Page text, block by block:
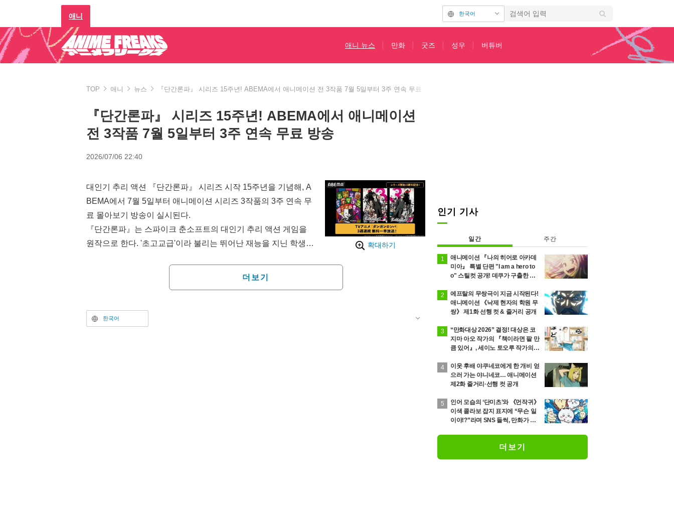
애니 한국어
애니 뉴스 만화 굿즈 성우 버튜버
TOP 애니 뉴스 『단간론파』 시리즈 15주년! ABEMA에서 애니메이션 전 3작품 7월 5일부터 3주 연속 무료 방송
『단간론파』 시리즈 15주년! ABEMA에서 애니메이션
전 3작품 7월 5일부터 3주 연속 무료 방송
2026/07/06 22:40
확대하기
대인기 추리 액션 『단간론파』 시리즈 시작 15주년을 기념해, A
BEMA에서 7월 5일부터 애니메이션 시리즈 3작품의 3주 연속 무
료 몰아보기 방송이 실시된다.
『단간론파』는 스파이크 춘소프트의 대인기 추리 액션 게임을
원작으로 한다. '초고교급'이라 불리는 뛰어난 재능을 지닌 학생들
더보기
한국어
인기 기사
일간 주간
애니메이션 『나의 히어로 아카데
미아』 특별 단편 "I am a hero to
o" 스틸컷 공개! 데쿠가 구출한 소
에프탈의 무쌍극이 지금 시작된다!
애니메이션 《낙제 현자의 학원 무
쌍》 제1화 선행 컷 & 줄거리 공개
“만화대상 2026” 결정! 대상은 코
지마 아오 작가의 『책이라면 팔 만
큼 있어』, 세이노 토오루 작가의
이웃 후배 야쿠네코에게 한 개비 얻
으러 가는 야니네코… 애니메이션
제2화 줄거리·선행 컷 공개
인어 모습의 ‘단미츠’와 《먼작귀》
이색 콜라보 잡지 표지에 “무슨 일
이야!?”라며 SNS 들썩, 만화가 세
더보기